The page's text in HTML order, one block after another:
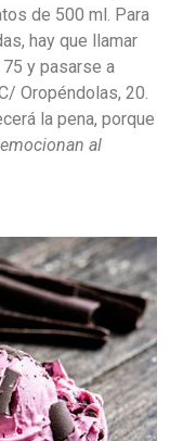
de 500 ml. Para
hay que llamar
y pasarse a
Oropéndolas, 20.
la pena, porque
al